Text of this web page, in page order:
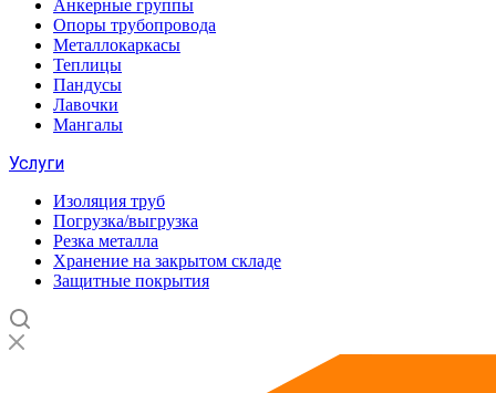
Анкерные группы
Опоры трубопровода
Металлокаркасы
Теплицы
Пандусы
Лавочки
Мангалы
Услуги
Изоляция труб
Погрузка/выгрузка
Резка металла
Хранение на закрытом складе
Защитные покрытия